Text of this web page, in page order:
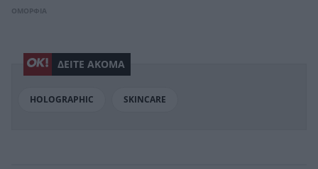
ΟΜΟΡΦΙΑ
ΔΕΙΤΕ ΑΚΟΜΑ
HOLOGRAPHIC SKINCARE